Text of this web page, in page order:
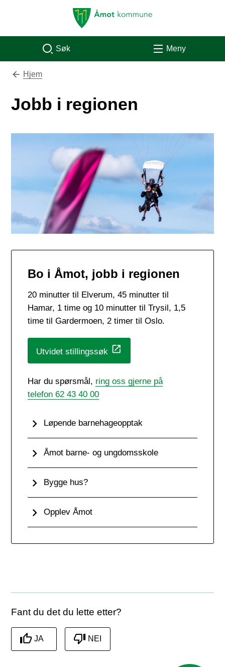
Åmot kommune
Søk Meny
Du er her:
Hjem
Jobb i regionen
Bo i Åmot, jobb i regionen
20 minutter til Elverum, 45 minutter til
Hamar, 1 time og 10 minutter til Trysil, 1,5
time til Gardermoen, 2 timer til Oslo.
Utvidet stillingssøk
Har du spørsmål, ring oss gjerne på
telefon 62 43 40 00
Løpende barnehageopptak
Åmot barne- og ungdomsskole
Bygge hus?
Opplev Åmot
Fant du det du lette etter?
JA NEI